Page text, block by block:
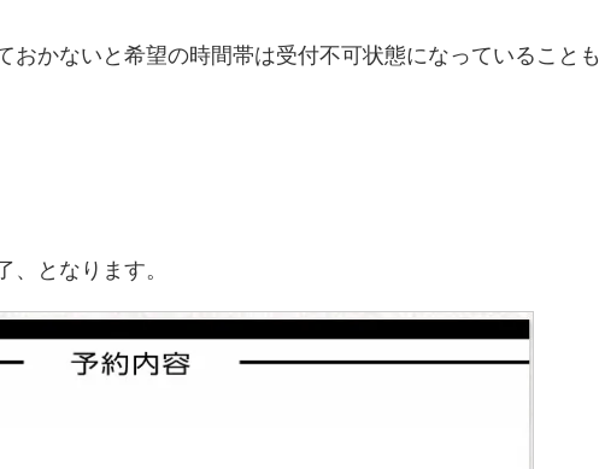
おかないと希望の時間帯は受付不可状態になっていることも
、となります。